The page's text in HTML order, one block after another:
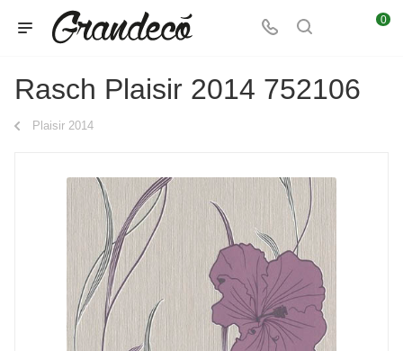
0
Rasch Plaisir 2014 752106
Plaisir 2014